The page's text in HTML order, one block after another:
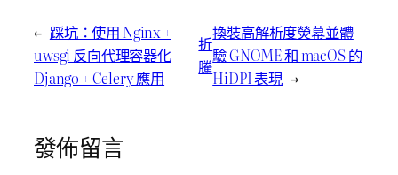
← 踩坑：使用 Nginx +
uwsgi 反向代理容器化
Django + Celery 應用
折
騰
換裝高解析度熒幕並體
驗 GNOME 和 macOS 的
HiDPI 表現 →
發佈留言